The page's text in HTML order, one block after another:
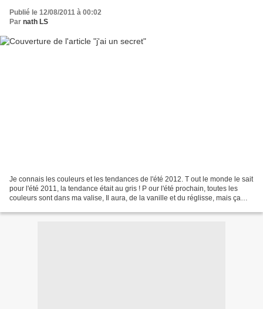
Publié le 12/08/2011 à 00:02
Par nath LS
Je connais les couleurs et les tendances de l'été 2012. T out le monde le sait
pour l'été 2011, la tendance était au gris ! P our l'été prochain, toutes les
couleurs sont dans ma valise, Il aura, de la vanille et du réglisse, mais ça